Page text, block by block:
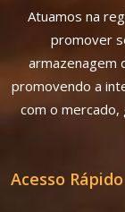
Atuamos na
promover
armazenagem
promovendo a
com o
Acesso Rápido